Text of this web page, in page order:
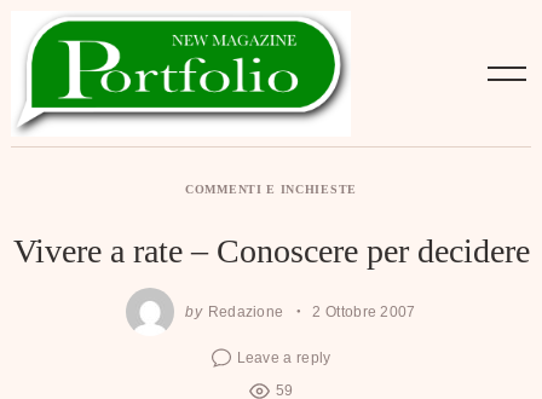
COMMENTI E INCHIESTE
Vivere a rate – Conoscere per decidere
by Redazione 2 Ottobre 2007
Leave a reply
59